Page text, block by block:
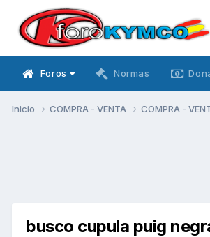
Foros Normas
Inicio COMPRA - VENTA COMPRA -
busco cupula puig